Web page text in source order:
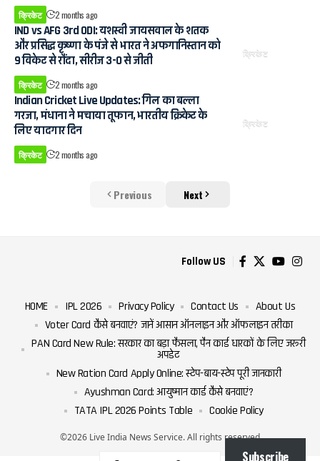
क्रिकेट 2 months ago
क्रिकेट
IND vs AFG 3rd ODI: यशस्वी जायसवाल के शतक
और प्रसिद्ध कृष्णा के पंजे से भारत ने अफगानिस्तान को
9 विकेट से रौंदा, सीरीज 3-0 से जीती
क्रिकेट 2 months ago
क्रिकेट
Indian Cricket Live Updates: गिल का बल्ला
गरजा, मंधाना ने मचाया तूफान, भारतीय क्रिकेट के
लिए यादगार दिन
क्रिकेट 2 months ago
Previous Next
Follow US
©2026 Live India News Service. All rights reserved
HOME IPL 2026 Privacy Policy Contact Us
About Us
Voter Card कैसे बनवाएं? जानें आसान ऑनलाइन और ऑफलाइन तरीका
PAN Card New Rule: सरकार का बड़ा फैसला, पैन कार्ड धारकों के लिए जरूरी
अपडेट
New Ration Card Apply Online: स्टेप-बाय-स्टेप पूरी जानकारी
Ayushman Card: आयुष्मान कार्ड कैसे बनवाएं?
TATA IPL 2026 Points Table
Cookie Policy
Subscribe